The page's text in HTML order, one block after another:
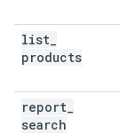
list
products
report
search